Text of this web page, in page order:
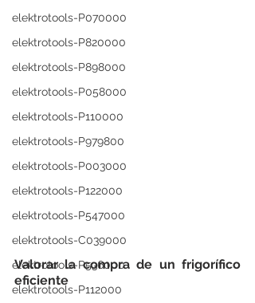
elektrotools-P070000
elektrotools-P820000
elektrotools-P898000
elektrotools-P058000
elektrotools-P110000
elektrotools-P979800
elektrotools-P003000
elektrotools-P122000
elektrotools-P547000
elektrotools-C039000
elektrotools-P536000
elektrotools-P112000
Valorar la compra de un frigorífico
eficiente